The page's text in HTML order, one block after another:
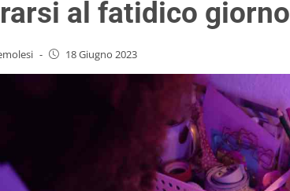
al fatidico giorno
- 18 Giugno 2023